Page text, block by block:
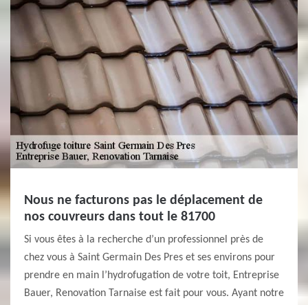
Nous ne facturons pas le déplacement de
nos couvreurs dans tout le 81700
Si vous êtes à la recherche d’un professionnel près de
chez vous à Saint Germain Des Pres et ses environs pour
prendre en main l’hydrofugation de votre toit, Entreprise
Bauer, Renovation Tarnaise est fait pour vous. Ayant notre